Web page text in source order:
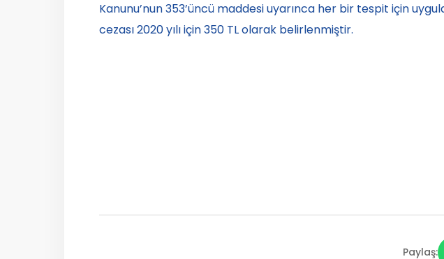
Kanunu’nun 353’üncü maddesi uyarınca her bir tespit için
cezası 2020 yılı için 350 TLolarak belirlenmiştir.
Paylaş: